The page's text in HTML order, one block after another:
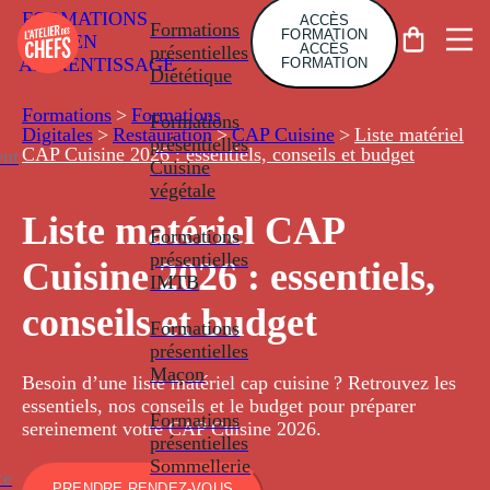
FORMATIONS
EN
APPRENTISSAGE
Formations
présentielles
Diététique
Formations
présentielles
Cuisine
végétale
Formations
présentielles
IMTB
Formations
présentielles
Maçon
Formations
présentielles
Sommellerie
ACCÈS
FORMATION
ACCÈS
FORMATION
Formations > Formations
Digitales > Restauration > CAP Cuisine > Liste matériel
CAP Cuisine 2026 : essentiels, conseils et budget
Liste matériel CAP
Cuisine 2026 : essentiels,
conseils et budget
Besoin d’une liste matériel cap cuisine ? Retrouvez les
essentiels, nos conseils et le budget pour préparer
sereinement votre CAP Cuisine 2026.